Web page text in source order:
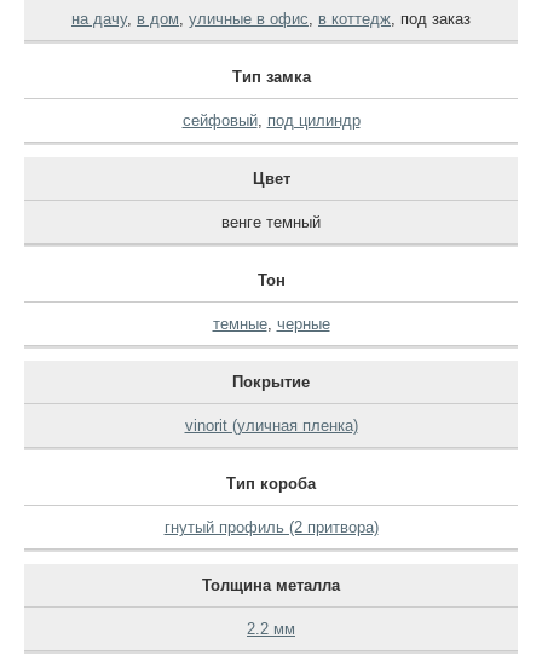
на дачу, в дом, уличные в офис, в коттедж, под заказ
Тип замка
сейфовый, под цилиндр
Цвет
венге темный
Тон
темные, черные
Покрытие
vinorit (уличная пленка)
Тип короба
гнутый профиль (2 притвора)
Толщина металла
2.2 мм